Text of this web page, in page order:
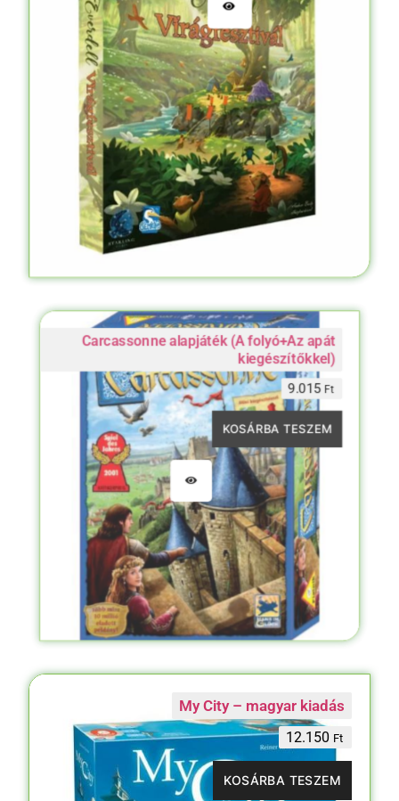
Carcassonne alapjáték (A folyó+Az apát
kiegészítőkkel)
9.015Ft
KOSÁRBA TESZEM
My City – magyar kiadás
12.150 Ft
KOSÁRBA TESZEM